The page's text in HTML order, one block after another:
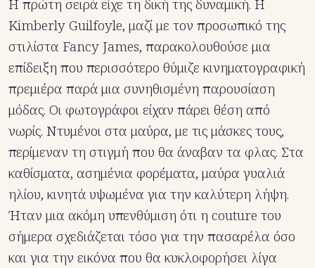
Η πρώτη σειρά είχε τη δική της δυναμική. Η
Kimberly Guilfoyle, μαζί με τον προσωπικό της
στιλίστα Fancy James, παρακολουθούσε μια
επίδειξη που περισσότερο θύμιζε κινηματογραφική
πρεμιέρα παρά μια συνηθισμένη παρουσίαση
μόδας. Οι φωτογράφοι είχαν πάρει θέση από
νωρίς. Ντυμένοι στα μαύρα, με τις μάσκες τους,
περίμεναν τη στιγμή που θα άναβαν τα φλας. Στα
καθίσματα, ασημένια φορέματα, μαύρα γυαλιά
ηλίου, κινητά υψωμένα για την καλύτερη λήψη.
Ήταν μια ακόμη υπενθύμιση ότι η couture του
σήμερα σχεδιάζεται τόσο για την πασαρέλα όσο
και για την εικόνα που θα κυκλοφορήσει λίγα